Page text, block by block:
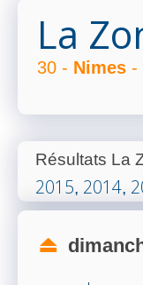
La
30 - Nimes -
Résultats La
2015, 2014,